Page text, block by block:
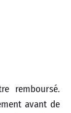
remboursé.
avant de